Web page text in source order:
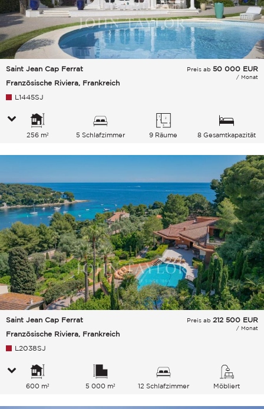
Saint Jean Cap Ferrat
Französische Riviera, Frankreich
Preis ab 50 000 EUR
/ Monat
L1445SJ
256 m² 5 Schlafzimmer 9 Räume 8 Gesamtkapazität
Saint Jean Cap Ferrat
Französische Riviera, Frankreich
Preis ab 212 500 EUR
/ Monat
L2038SJ
600 m² 5 000 m² 12 Schlafzimmer Möbliert